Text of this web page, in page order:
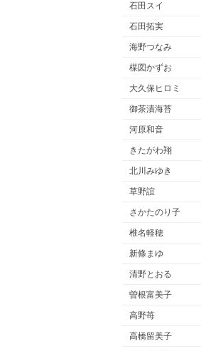
石田スイ
石田拓実
海野つなみ
楳図かずお
大久保ヒロミ
御茶漬海苔
河原和音
きたがわ翔
北川みゆき
草野誼
さかたのり子
椎名軽穂
新條まゆ
清野とおる
曽根富美子
高野苺
高橋留美子